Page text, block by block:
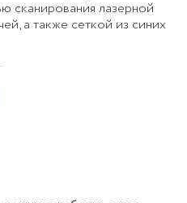
сканирования лазерной
а также сеткой из синих